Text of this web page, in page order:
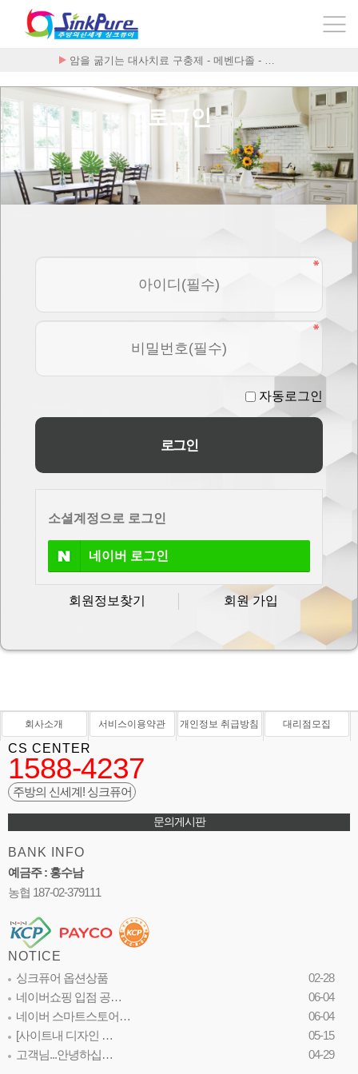
암을 굶기는 대사치료 구충제 - 메벤다졸 - …
로그인
자동로그인
소셜계정으로 로그인
네이버 로그인
회원정보찾기 회원 가입
회사소개 서비스이용약관 개인정보 취급방침 대리점모집
CS CENTER
1588-4237
주방의 신세계! 싱크퓨어
문의게시판
BANK INFO
예금주 : 홍수남
농협 187-02-379111
NOTICE
싱크퓨어 옵션상품
02-28
네이버쇼핑 입점 공…
06-04
네이버 스마트스토어…
06-04
[사이트내 디자인 …
05-15
고객님...안녕하십…
04-29